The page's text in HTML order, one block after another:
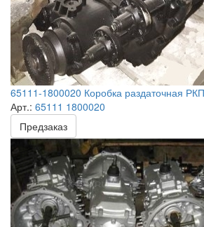
65111-1800020 Коробка раздаточная
Арт.: 65111 1800020
Предзаказ